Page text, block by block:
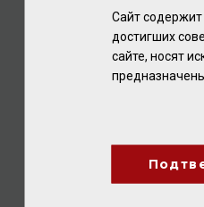
Сайт
достигших
сайте, носят